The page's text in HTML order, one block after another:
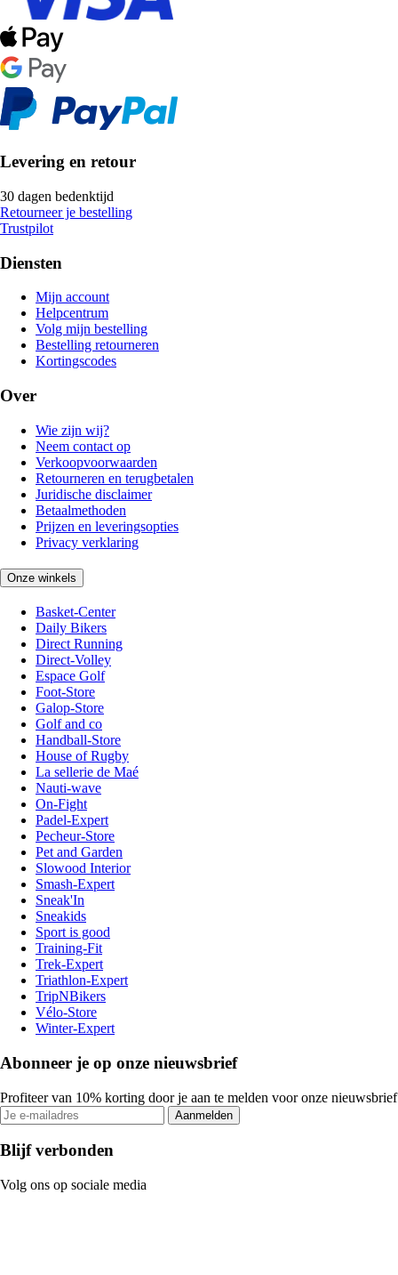
Levering en retour
30 dagen bedenktijd
Retourneer je bestelling
Trustpilot
Diensten
Mijn account
Helpcentrum
Volg mijn bestelling
Bestelling retourneren
Kortingscodes
Over
Wie zijn wij?
Neem contact op
Verkoopvoorwaarden
Retourneren en terugbetalen
Juridische disclaimer
Betaalmethoden
Prijzen en leveringsopties
Privacy verklaring
Onze winkels
Basket-Center
Daily Bikers
Direct Running
Direct-Volley
Espace Golf
Foot-Store
Galop-Store
Golf and co
Handball-Store
House of Rugby
La sellerie de Maé
Nauti-wave
On-Fight
Padel-Expert
Pecheur-Store
Pet and Garden
Slowood Interior
Smash-Expert
Sneak'In
Sneakids
Sport is good
Training-Fit
Trek-Expert
Triathlon-Expert
TripNBikers
Vélo-Store
Winter-Expert
Abonneer je op onze nieuwsbrief
Profiteer van 10% korting door je aan te melden voor onze nieuwsbrief
Aanmelden
Blijf verbonden
Volg ons op sociale media